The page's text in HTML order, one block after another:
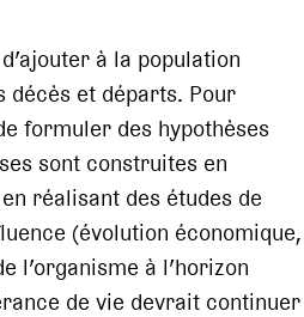
à la population
décès et départs. Pour
formuler des hypothèses
sont construites en
réalisant des études de
(évolution économique,
l’organisme à l’horizon
de vie devrait continuer